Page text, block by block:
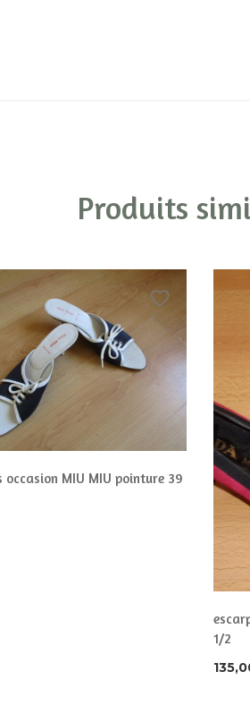
Produits
occasion MIU MIU pointure 39
1/2